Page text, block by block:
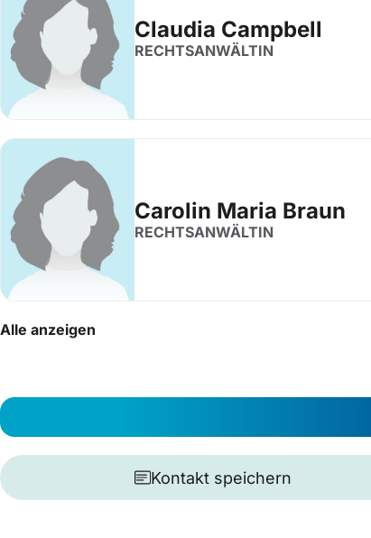
Claudia Campbell
RECHTSANWÄLTIN
Carolin Maria Braun
RECHTSANWÄLTIN
Alle anzeigen
Kontakt speichern